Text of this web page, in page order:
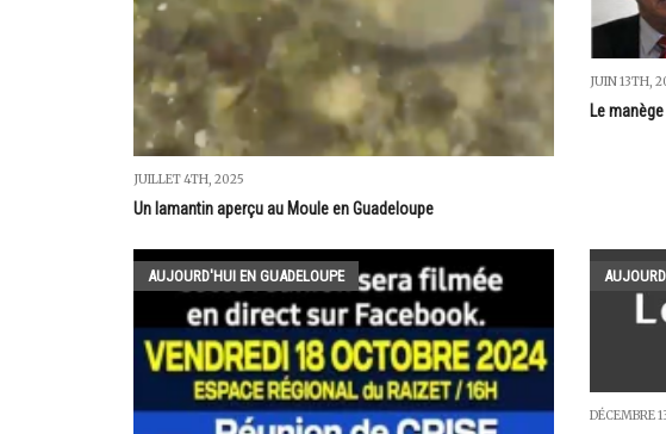
JUILLET 4TH, 2025
Un lamantin aperçu au Moule en Guadeloupe
JUIN 13TH,
Le
AUJOURD'HUI EN GUADELOUPE
DÉCEMBRE